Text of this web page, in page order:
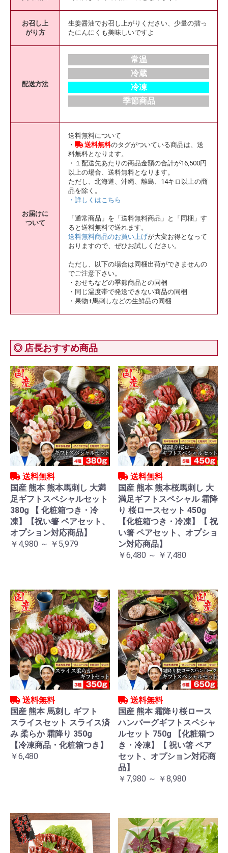
お召し上
がり方
生姜醤油でお召し上がりください、少量の擂っ
たにんにくも美味しいですよ
配送方法
常温
冷蔵
冷凍
季節商品
お届けに
ついて
送料無料について
・
送料無料のタグがついている商品は、送
料無料となります。
・１配送先あたりの商品金額の合計が16,500円
以上の場合、送料無料となります。
ただし、北海道、沖縄、離島、14キロ以上の商
品を除く。
・詳しくはこちら
「通常商品」を「送料無料商品」と「同梱」す
ると送料無料で送れます。
送料無料商品のお買い上げが大変お得となって
おりますので、ぜひお試しください。
ただし、以下の場合は同梱出荷ができませんの
でご注意下さい。
・おせちなどの季節商品との同梱
・同じ温度帯で発送できない商品の同梱
・果物+馬刺しなどの生鮮品の同梱
◎ 店長おすすめ商品
送料無料
国産 熊本 熊本馬刺し 大満
足ギフトスペシャルセット
380g 【 化粧箱つき・冷
凍】【祝い箸 ペアセット、
オプション対応商品】
￥4,980 ～ ￥5,979
送料無料
国産 熊本 熊本桜馬刺し 大
満足ギフトスペシャル 霜降
り 桜ロースセット 450g
【化粧箱つき・冷凍】【 祝
い箸 ペアセット、オプショ
ン対応商品】
￥6,480 ～ ￥7,480
送料無料
国産 熊本 馬刺し ギフト
スライスセット スライス済
み 柔らか 霜降り 350g
【冷凍商品・化粧箱つき】
￥6,480
送料無料
国産 熊本 霜降り桜ロース
ハンバーグギフトスペシャ
ルセット 750g 【化粧箱つ
き・冷凍】【 祝い箸 ペア
セット、オプション対応商
品】
￥7,980 ～ ￥8,980